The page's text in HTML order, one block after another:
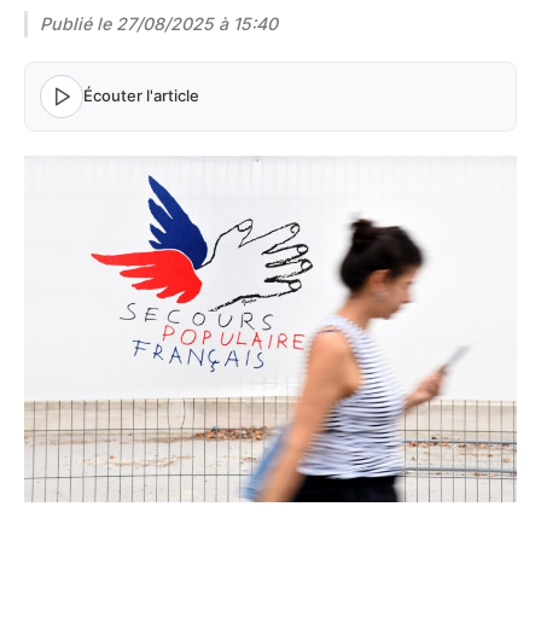
Publié le 27/08/2025 à 15:40
Écouter l'article